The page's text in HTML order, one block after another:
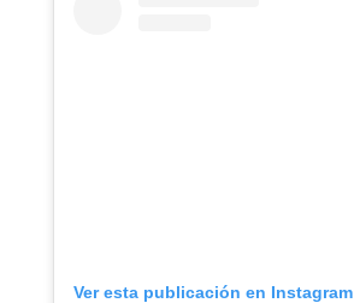
Ver esta publicación en Instagram